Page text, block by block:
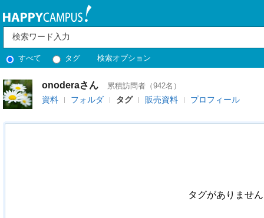
すべて タグ 検索オプション
onoderaさん 累積訪問者（942名）
資料 フォルダ タグ 販売資料 プロフィール
タグがありませ